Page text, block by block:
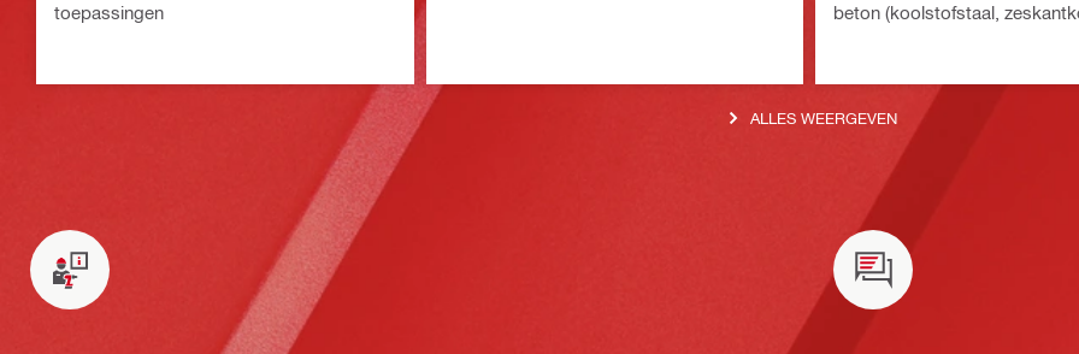
toepassingen
beton (koolstofstaal,
ALLES WEERGEVEN